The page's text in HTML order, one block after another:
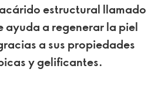
estructural llamado
ayuda a regenerar la piel
a sus propiedades
y gelificantes.